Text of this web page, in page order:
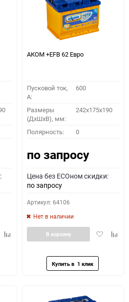
Добавить
АКОМ +EFB 62 Евро
Пусковой ток,
A:
600
Размеры
(ДхШхВ), мм:
242x175x190
Полярность: 0
по запросу
Цена без ECOном скидки:
по запросу
Артикул: 64106
Нет в наличии
Добавить
В корзину